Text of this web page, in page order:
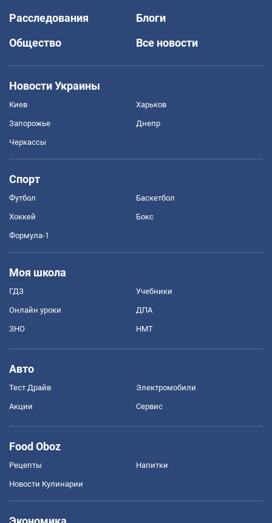
Расследования
Блоги
Общество
Все новости
Новости Украины
Киев Харьков
Запорожье Днепр
Черкассы
Спорт
Футбол Баскетбол
Хоккей Бокс
Формула-1
Моя школа
ГДЗ Учебники
Онлайн уроки ДПА
ЗНО НМТ
Авто
Тест Драйв Электромобили
Акции Сервис
Food Oboz
Рецепты Напитки
Новости Кулинарии